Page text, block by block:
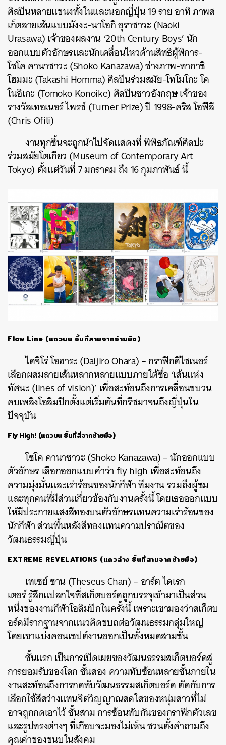
ศิลปินหลายแขนงทั้งในและนอกญี่ปุ่น 19 ราย อาทิ ภาพส
เก็ตลายเส้นแบบมังงะ-นาโอกิ อุราซาวะ (Naoki
Urasawa)เจ้าของผลงาน ‘20th Century Boys’ นัก
ออกแบบตัวอักษรและนักเคลื่อนไหวด้านสิทธิผู้พิการ-
โชโค คานาซาวะ (Shoko Kanazawa) ช่างภาพ-ทากาชิ
โฮมมะ (Takashi Homma) ศิลปินร่วมสมัย-โทโมโกะ โค
โนอิเกะ (Tomoko Konoike) ศิลปินชาวอังกฤษ เจ้าของ
รางวัลเทอเนอร์ ไพรซ์ (Turner Prize) ปี 1998-คริส โอฟีลี
(Chris Ofili)
งานทุกชิ้นจะถูกนำไปจัดแสดงที่พิพิธภัณฑ์ศิลปะ
ร่วมสมัยโตเกียว (Museum of Contemporary Art
Tokyo) ตั้งแต่วันที่ 7 มกราคม ถึง 16 กุมภาพันธ์ นี้
Flow Line (แถวบน ชิ้นที่สามจากซ้ายมือ)
ไดจิโร่ โอฮาระ(Daijiro Ohara) – กราฟิกดีไซเนอร์
เลือกผสมลายเส้นหลากหลายแบบภายใต้ชื่อ ‘เส้นแห่ง
ทัศนะ (lines of vision)’ เพื่อสะท้อนถึงการเคลื่อนขบวน
คบเพลิงโอลิมปิกตั้งแต่เริ่มต้นที่กรีซมาจนถึงญี่ปุ่นใน
ปัจจุบัน
Fly High! (แถวบน ชิ้นที่สี่จากซ้ายมือ)
โชโค คานาซาวะ (Shoko Kanazawa) – นักออกแบบ
ตัวอักษรเลือกออกแบบคำว่า fly high เพื่อสะท้อนถึง
ความมุ่งมั่นและเร่าร้อนของนักกีฬา ทีมงาน รวมถึงผู้ชม
และทุกคนที่มีส่วนเกี่ยวข้องกับงานครั้งนี้ โดยเธอออกแบบ
ให้มีประกายแสงสีทองบนตัวอักษรแทนความเร่าร้อนของ
นักกีฬา ส่วนพื้นหลังสีทองแทนความปราณีตของ
วัฒนธรรมญี่ปุ่น
EXTREME REVELATIONS (แถวล่าง ชิ้นที่สามจากซ้ายมือ)
เทเซย์ ชาน (Theseus Chan) – อาร์ต ไดเรก
เตอร์รู้สึกแปลกใจที่สเก็ตบอร์ดถูกบรรจุเข้ามาเป็นส่วน
หนึ่งของงานกีฬาโอลิมปิกในครั้งนี้ เพราะเขามองว่าสเก็ตบ
อร์ดมีรากฐานจากแนวคิดขบถต่อวัฒนธรรมกลุ่มใหญ่
โดยเขาแบ่งคอนเซปต์งานออกเป็นทั้งหมดสามชั้น
ชั้นแรก เป็นการเปิดเผยของวัฒนธรรมสเก็ตบอร์ดสู่
การยอมรับของโลก ชั้นสอง ความทับซ้อนหลายชั้นภายใน
งานสะท้อนถึงการกดทับวัฒนธรรมสเก็ตบอร์ด ตัดกับการ
เลือกใช้สีสว่างแทนจิตวิญญาณสดใสของหนุ่มสาวที่ไม่
อาจถูกกดเอาไว้ ชั้นสามการซ้อนทับกันของกราฟิกตัวเลข
และรูปทรงต่างๆ ที่เกือบจะมองไม่เห็น ชวนตั้งคำถามถึง
คุณค่าของขนบในสังคม